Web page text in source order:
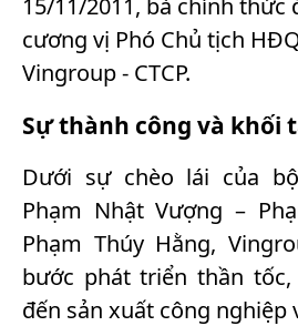
15/11/2011, bà chính thức
cương vị Phó Chủ tịch
Vingroup - CTCP.
Sự thành công và khối
Dưới sự chèo lái của
Phạm Nhật Vượng –
Phạm Thúy Hằng,
bước phát triển thần
đến sản xuất công nghiệp